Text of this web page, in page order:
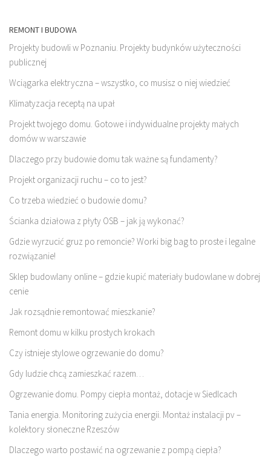
REMONT I BUDOWA
Projekty budowli w Poznaniu. Projekty budynków użyteczności
publicznej
Wciągarka elektryczna – wszystko, co musisz o niej wiedzieć
Klimatyzacja receptą na upał
Projekt twojego domu. Gotowe i indywidualne projekty małych
domów w warszawie
Dlaczego przy budowie domu tak ważne są fundamenty?
Projekt organizacji ruchu – co to jest?
Co trzeba wiedzieć o budowie domu?
Ścianka działowa z płyty OSB – jak ją wykonać?
Gdzie wyrzucić gruz po remoncie? Worki big bag to proste i legalne
rozwiązanie!
Sklep budowlany online – gdzie kupić materiały budowlane w dobrej
cenie
Jak rozsądnie remontować mieszkanie?
Remont domu w kilku prostych krokach
Czy istnieje stylowe ogrzewanie do domu?
Gdy ludzie chcą zamieszkać razem…
Ogrzewanie domu. Pompy ciepła montaż, dotacje w Siedlcach
Tania energia. Monitoring zużycia energii. Montaż instalacji pv –
kolektory słoneczne Rzeszów
Dlaczego warto postawić na ogrzewanie z pompą ciepła?